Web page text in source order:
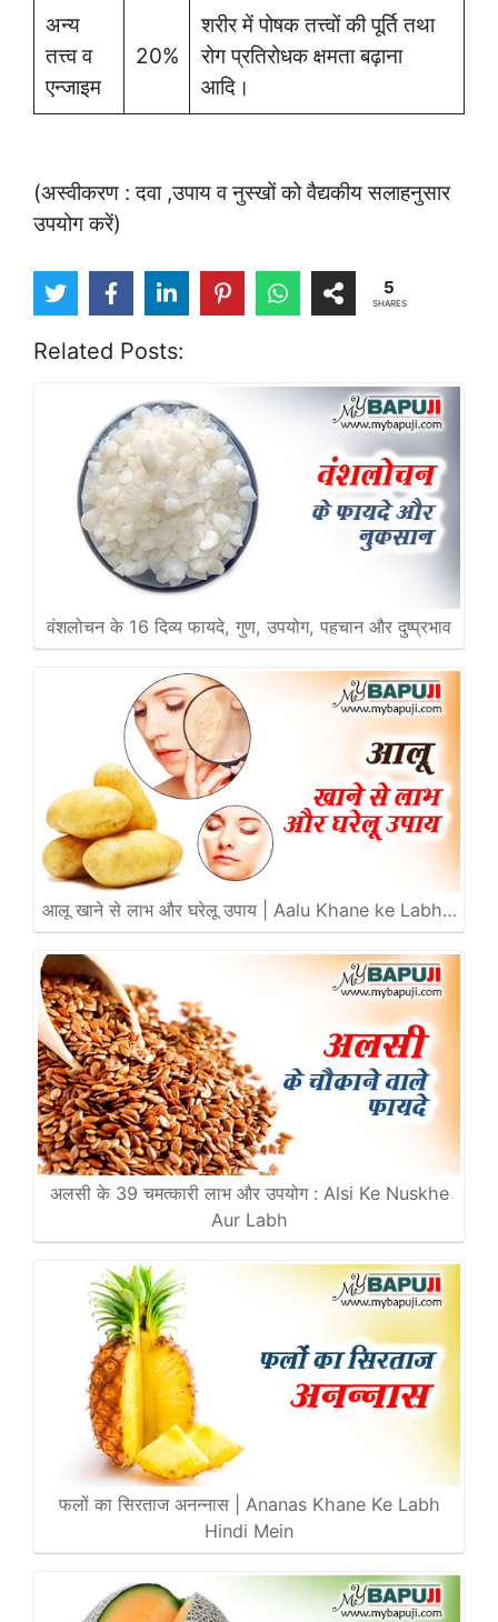
अन्य
तत्त्व व
एन्जाइम
20%
शरीर में पोषक तत्त्वों की पूर्ति तथा
रोग प्रतिरोधक क्षमता बढ़ाना
आदि।
(अस्वीकरण : दवा ,उपाय व नुस्खों को वैद्यकीय सलाहनुसार
उपयोग करें)
5
SHARES
Related Posts:
वंशलोचन के 16 दिव्य फायदे, गुण, उपयोग, पहचान और दुष्प्रभाव
आलू खाने से लाभ और घरेलू उपाय | Aalu Khane ke Labh…
अलसी के 39 चमत्कारी लाभ और उपयोग : Alsi Ke Nuskhe
Aur Labh
फलों का सिरताज अनन्नास | Ananas Khane Ke Labh
Hindi Mein